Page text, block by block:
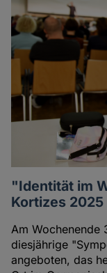
"Identität im
Kortizes 2025
Am
diesjährige
angeboten, das